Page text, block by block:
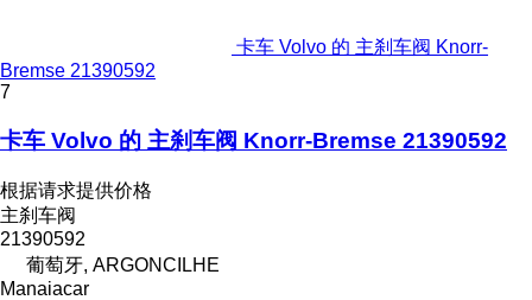
卡车 Volvo 的 主刹车阀 Knorr-
Bremse 21390592
7
卡车 Volvo 的 主刹车阀 Knorr-Bremse 21390592
根据请求提供价格
主刹车阀
21390592
葡萄牙, ARGONCILHE
Manaiacar